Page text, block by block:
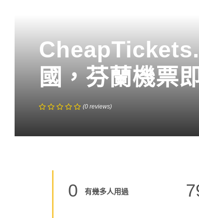
國，芬蘭機票
(0 reviews)
0 有幾多人用過